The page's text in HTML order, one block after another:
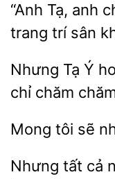
Tạ, anh
trang trí sân
Nhưng Tạ Ý
chỉ
Mong tôi sẽ
Nhưng tất